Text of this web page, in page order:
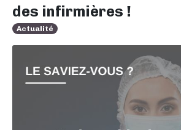
des infirmières !
Actualité